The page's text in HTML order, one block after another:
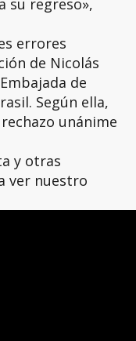
su regreso»,
errores
de Nicolás
de
Según ella,
unánime
y otras
ver nuestro